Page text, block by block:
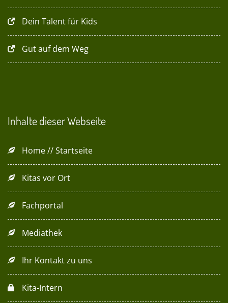
Dein Talent für Kids
Gut auf dem Weg
Inhalte dieser Webseite
Home // Startseite
Kitas vor Ort
Fachportal
Mediathek
Ihr Kontakt zu uns
Kita-Intern